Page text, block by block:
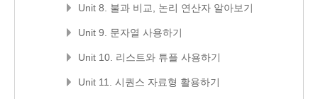
Unit 8. 불과 비교, 논리 연산자 알아보기
Unit 9. 문자열 사용하기
Unit 10. 리스트와 튜플 사용하기
Unit 11. 시퀀스 자료형 활용하기